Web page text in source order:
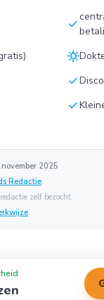
check
sunny
check
check
2025
Redactie.
zelf bezocht.
.